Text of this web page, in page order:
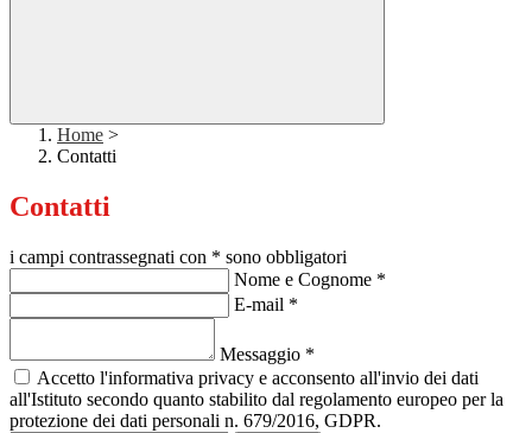
Home >
Contatti
Contatti
i campi contrassegnati con * sono obbligatori
Nome e Cognome *
E-mail *
Messaggio *
Accetto l'informativa privacy e acconsento all'invio dei dati
all'Istituto secondo quanto stabilito dal regolamento europeo per la
protezione dei dati personali n. 679/2016, GDPR.